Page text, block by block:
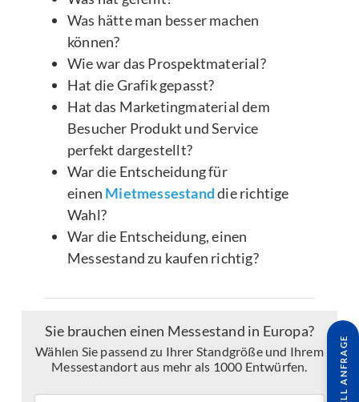
Was hätte man besser machen
können?
Wie war das Prospektmaterial?
Hat die Grafik gepasst?
Hat das Marketingmaterial dem
Besucher Produkt und Service
perfekt dargestellt?
War die Entscheidung für
einen Mietmessestanddie richtige
Wahl?
War die Entscheidung, einen
Messestand zu kaufen richtig?
Sie brauchen einen Messestand in Europa?
Wählen Sie passend zu Ihrer Standgröße und Ihrem
Messestandort aus mehr als 1000 Entwürfen.